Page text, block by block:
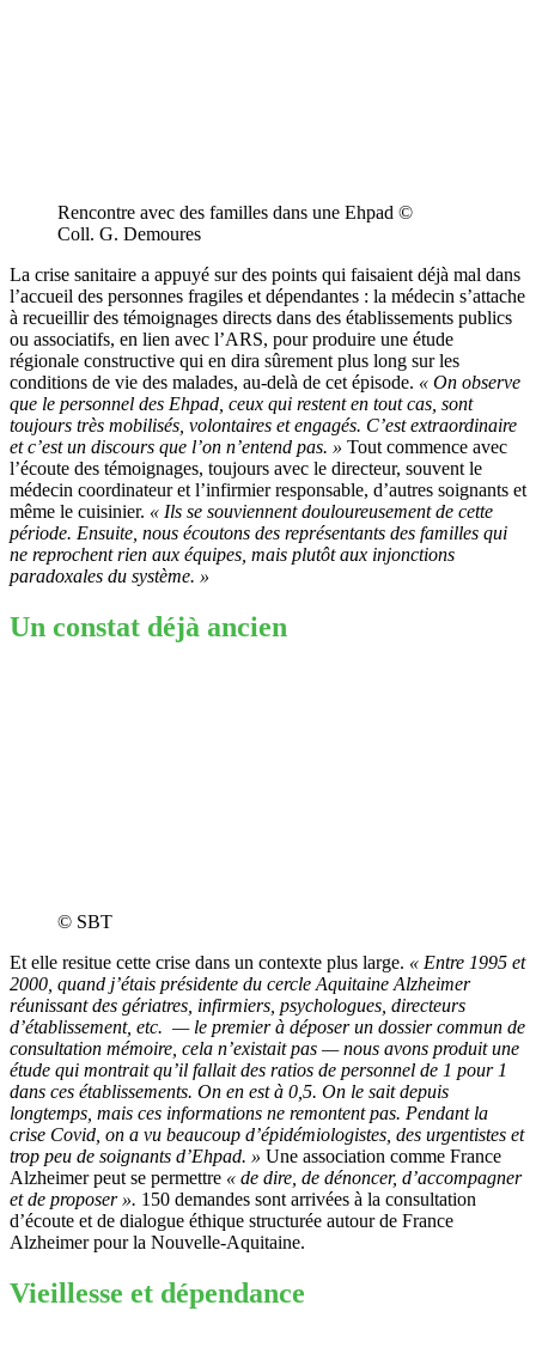
Rencontre avec des familles dans une Ehpad ©
Coll. G. Demoures
La crise sanitaire a appuyé sur des points qui faisaient déjà mal dans
l’accueil des personnes fragiles et dépendantes : la médecin s’attache
à recueillir des témoignages directs dans des établissements publics
ou associatifs, en lien avec l’ARS, pour produire une étude
régionale constructive qui en dira sûrement plus long sur les
conditions de vie des malades, au-delà de cet épisode. « On observe
que le personnel des Ehpad, ceux qui restent en tout cas, sont
toujours très mobilisés, volontaires et engagés. C’est extraordinaire
et c’est un discours que l’on n’entend pas. » Tout commence avec
l’écoute des témoignages, toujours avec le directeur, souvent le
médecin coordinateur et l’infirmier responsable, d’autres soignants et
même le cuisinier. « Ils se souviennent douloureusement de cette
période. Ensuite, nous écoutons des représentants des familles qui
ne reprochent rien aux équipes, mais plutôt aux injonctions
paradoxales du système. »
Un constat déjà ancien
© SBT
Et elle resitue cette crise dans un contexte plus large. « Entre 1995 et
2000, quand j’étais présidente du cercle Aquitaine Alzheimer
réunissant des gériatres, infirmiers, psychologues, directeurs
d’établissement, etc. — le premier à déposer un dossier commun de
consultation mémoire, cela n’existait pas — nous avons produit une
étude qui montrait qu’il fallait des ratios de personnel de 1 pour 1
dans ces établissements. On en est à 0,5. On le sait depuis
longtemps, mais ces informations ne remontent pas. Pendant la
crise Covid, on a vu beaucoup d’épidémiologistes, des urgentistes et
trop peu de soignants d’Ehpad. » Une association comme France
Alzheimer peut se permettre « de dire, de dénoncer, d’accompagner
et de proposer ». 150 demandes sont arrivées à la consultation
d’écoute et de dialogue éthique structurée autour de France
Alzheimer pour la Nouvelle-Aquitaine.
Vieillesse et dépendance